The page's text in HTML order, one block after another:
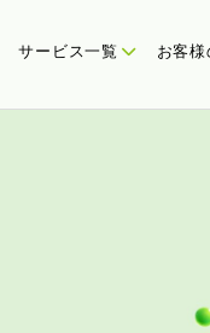
サービス一覧 お客様